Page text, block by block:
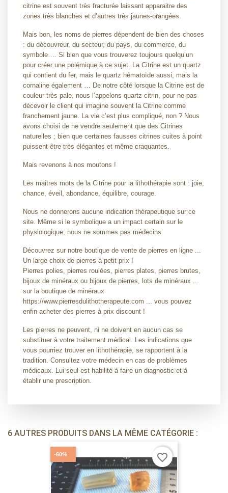
citrine est souvent très fracturée laissant apparaitre des
zones très blanches et d’autres très jaunes-orangées.
Mais bon, les noms de pierres dépendent de bien des choses
: du découvreur, du secteur, du pays, du commerce, du
symbole…. Si bien que vous trouverez toujours quelqu’un
pour créer une polémique à ce sujet. La Citrine est un quartz
qui contient du fer, mais le quartz hématoïde aussi, mais la
cornaline également … De notre côté lorsque la Citrine est de
couleur très pale, nous l’appelons quartz citrin, pour ne pas
décevoir le client qui imagine souvent la Citrine comme
franchement jaune. La vie c’est plus compliqué, non ? Nous
avons choisi de ne vendre seulement que des Citrines
naturelles ; bien que certaines fausses citrines cuites à point
puissent être très élégantes et même craquantes.
Mais revenons à nos moutons !
Les maitres mots de la Citrine pour la lithothérapie sont : joie,
chance, éveil, abondance, équilibre, courage.
Nous ne donnerons aucune indication thérapeutique sur ce
site. Même si le symbolique a un impact certain sur le
physiologique, nous ne sommes pas médecins.
Découvrez sur notre boutique de vente de pierres en ligne ...
Un large choix de pierres à petit prix !
Pierres polies, pierres roulées, pierres plates, pierres brutes,
bijoux de minéraux ou bijoux de pierres, lots de minéraux ...
sur la boutique de minéraux
https://www.pierresdulithotherapeute.com ... vous pouvez
enfin acheter des pierres à prix discount !
Les pierres ne peuvent, ni ne doivent en aucun cas se
substituer à votre traitement médical. Les indications que
vous pourriez trouver en lithothérapie, se rapportent à la
tradition. Consultez votre médecin en cas de problèmes
médicaux. Lui seul est habilité à faire un diagnostic et à
établir une prescription.
6 AUTRES PRODUITS DANS LA MÊME CATÉGORIE :
-60% favorite_border